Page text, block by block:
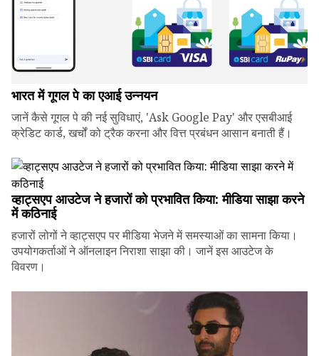
भारत में गूगल पे का एआई उन्नयन
जानें कैसे गूगल पे की नई सुविधाएं, 'Ask Google Pay' और एसबीआई
क्रेडिट कार्ड, खर्चों को ट्रैक करना और वित्त प्रबंधन आसान बनाती हैं।
व्हाट्सएप आउटेज ने हजारों को प्रभावित किया: मीडिया साझा करने
में कठिनाई
हजारों लोगों ने व्हाट्सएप पर मीडिया भेजने में समस्याओं का सामना किया।
उपयोगकर्ताओं ने ऑनलाइन निराशा साझा की। जानें इस आउटेज के
विवरण।